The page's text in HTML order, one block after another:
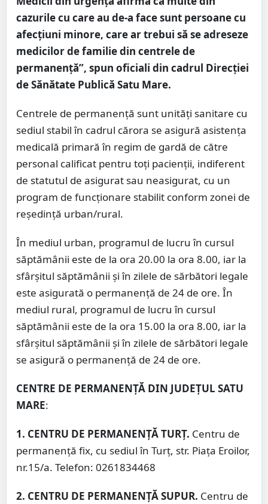
cazurile cu care au de-a face sunt persoane cu
afecțiuni minore, care ar trebui să se adreseze
medicilor de familie din centrele de
permanență”, spun oficiali din cadrul Direcției
de Sănătate Publică Satu Mare.
Centrele de permanență sunt unități sanitare cu
sediul stabil în cadrul cărora se asigură asistența
medicală primară în regim de gardă de către
personal calificat pentru toți pacienții, indiferent
de statutul de asigurat sau neasigurat, cu un
program de funcționare stabilit conform zonei de
reședință urban/rural.
În mediul urban, programul de lucru în cursul
săptămânii este de la ora 20.00 la ora 8.00, iar la
sfârșitul săptămânii și în zilele de sărbători legale
este asigurată o permanență de 24 de ore. În
mediul rural, programul de lucru în cursul
săptămânii este de la ora 15.00 la ora 8.00, iar la
sfârșitul săptămânii și în zilele de sărbători legale
se asigură o permanență de 24 de ore.
CENTRE DE PERMANENȚĂ DIN JUDEȚUL SATU
MARE:
1. CENTRU DE PERMANENȚĂ TURȚ. Centru de
permanență fix, cu sediul în Turț, str. Piața Eroilor,
nr.15/a. Telefon: 0261834468
2. CENTRU DE PERMANENȚĂ SUPUR. Centru de